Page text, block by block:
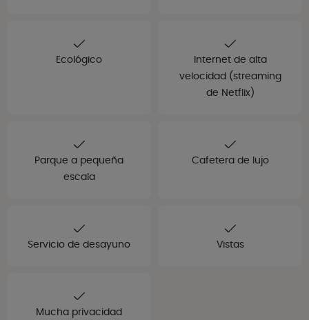
Ecológico
Internet de alta
velocidad (streaming
de Netflix)
Parque a pequeña
escala
Cafetera de lujo
Servicio de desayuno Vistas
Mucha privacidad